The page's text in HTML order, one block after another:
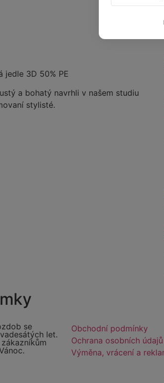
jedle 3D 50% PE
a bohatý navrhli v našem studiu
stylisté.
se
let.
Obchodní podmínky
Ochrana osobních údajů
Výměna, vrácení a